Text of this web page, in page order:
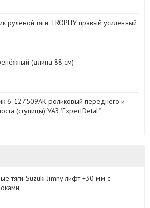
рулевой тяги TROPHY правый усиленный
(длина 88 см)
6-127509АК роликовый переднего и
(ступицы) УАЗ "ExpertDetal"
тяги Suzuki Jimny лифт +30 мм с